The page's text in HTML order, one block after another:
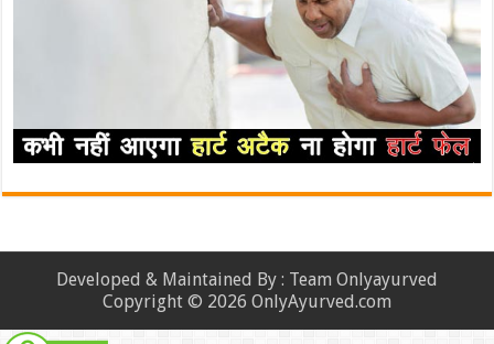
Developed & Maintained By : Team Onlyayurved
Copyright © 2026 OnlyAyurved.com